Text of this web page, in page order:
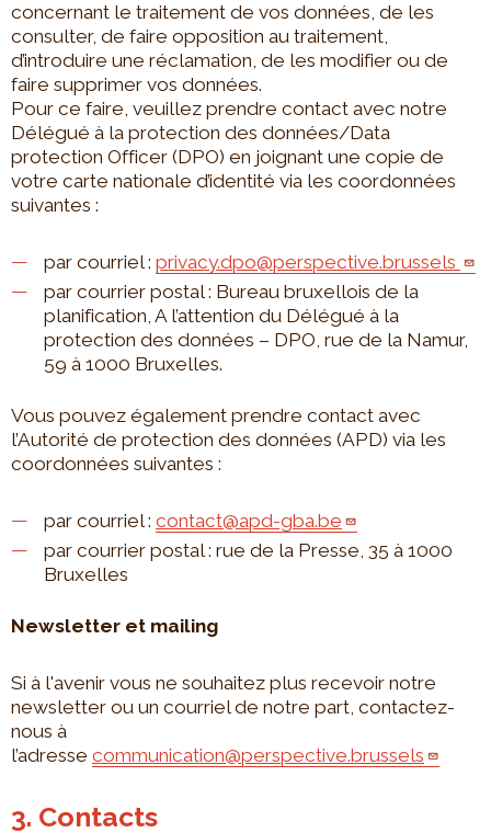
concernant le traitement de vos données, de les
consulter, de faire opposition au traitement,
d’introduire une réclamation, de les modifier ou de
faire supprimer vos données.
Pour ce faire, veuillez prendre contact avec notre
Délégué à la protection des données/Data
protection Officer (DPO) en joignant une copie de
votre carte nationale d’identité via les coordonnées
suivantes :
par courriel : privacy.dpo@perspective.brussels
par courrier postal : Bureau bruxellois de la
planification, A l’attention du Délégué à la
protection des données – DPO, rue de la Namur,
59 à 1000 Bruxelles.
Vous pouvez également prendre contact avec
l’Autorité de protection des données (APD) via les
coordonnées suivantes :
par courriel : contact@apd-gba.be
par courrier postal : rue de la Presse, 35 à 1000
Bruxelles
Newsletter et mailing
Si à l'avenir vous ne souhaitez plus recevoir notre
newsletter ou un courriel de notre part, contactez-
nous à
l’adresse communication@perspective.brussels
3. Contacts